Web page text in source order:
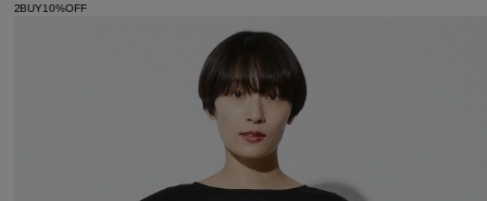
2BUY10%OFF